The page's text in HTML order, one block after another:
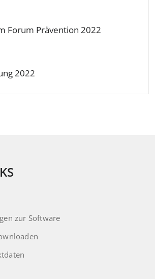
Forum Prävention 2022
2022
zur Software